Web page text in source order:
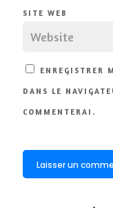
SITE WEB
ENREGISTRER
DANS LE
COMMENTERAI.